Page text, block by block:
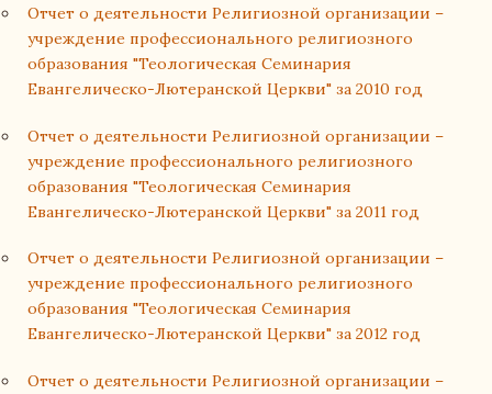
Отчет о деятельности Религиозной организации –
учреждение профессионального религиозного
образования "Теологическая Семинария
Евангелическо-Лютеранской Церкви" за 2010 год
Отчет о деятельности Религиозной организации –
учреждение профессионального религиозного
образования "Теологическая Семинария
Евангелическо-Лютеранской Церкви" за 2011 год
Отчет о деятельности Религиозной организации –
учреждение профессионального религиозного
образования "Теологическая Семинария
Евангелическо-Лютеранской Церкви" за 2012 год
Отчет о деятельности Религиозной организации –